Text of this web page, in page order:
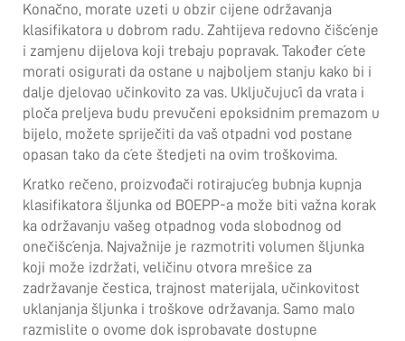
Konačno, morate uzeti u obzir cijene održavanja
klasifikatora u dobrom radu. Zahtijeva redovno čišćenje
i zamjenu dijelova koji trebaju popravak. Također ćete
morati osigurati da ostane u najboljem stanju kako bi i
dalje djelovao učinkovito za vas. Uključujući da vrata i
ploča preljeva budu prevučeni epoksidnim premazom u
bijelo, možete spriječiti da vaš otpadni vod postane
opasan tako da ćete štedjeti na ovim troškovima.
Kratko rečeno, proizvođači rotirajućeg bubnja kupnja
klasifikatora šljunka od BOEPP-a može biti važna korak
ka održavanju vašeg otpadnog voda slobodnog od
onečišćenja. Najvažnije je razmotriti volumen šljunka
koji može izdržati, veličinu otvora mrešice za
zadržavanje čestica, trajnost materijala, učinkovitost
uklanjanja šljunka i troškove održavanja. Samo malo
razmislite o ovome dok isprobavate dostupne